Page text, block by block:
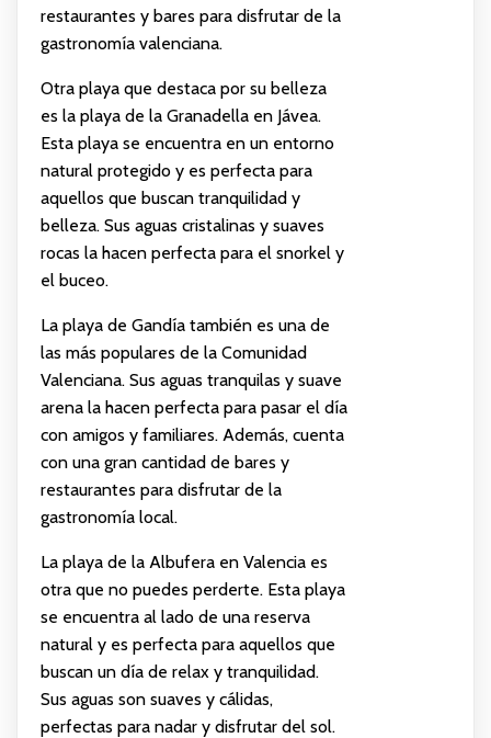
restaurantes y bares para disfrutar de la
gastronomía valenciana.
Otra playa que destaca por su belleza
es la playa de la Granadella en Jávea.
Esta playa se encuentra en un entorno
natural protegido y es perfecta para
aquellos que buscan tranquilidad y
belleza. Sus aguas cristalinas y suaves
rocas la hacen perfecta para el snorkel y
el buceo.
La playa de Gandía también es una de
las más populares de la Comunidad
Valenciana. Sus aguas tranquilas y suave
arena la hacen perfecta para pasar el día
con amigos y familiares. Además, cuenta
con una gran cantidad de bares y
restaurantes para disfrutar de la
gastronomía local.
La playa de la Albufera en Valencia es
otra que no puedes perderte. Esta playa
se encuentra al lado de una reserva
natural y es perfecta para aquellos que
buscan un día de relax y tranquilidad.
Sus aguas son suaves y cálidas,
perfectas para nadar y disfrutar del sol.